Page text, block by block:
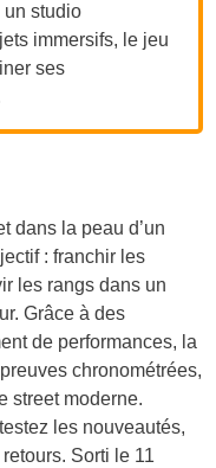
un studio
immersifs, le jeu
ses
dans la peau d’un
: franchir les
les rangs dans un
Grâce à des
de performances, la
chronométrées,
street moderne.
les nouveautés,
Sorti le 11